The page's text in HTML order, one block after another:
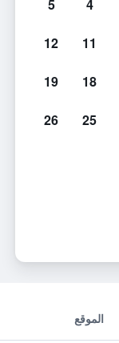
الموقع
4
5
11
12
18
19
25
26